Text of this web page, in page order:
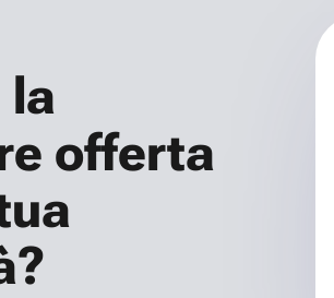
la
offerta